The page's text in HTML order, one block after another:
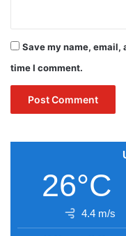
Save my name, email,
time I comment.
26°C
4.4 m/s